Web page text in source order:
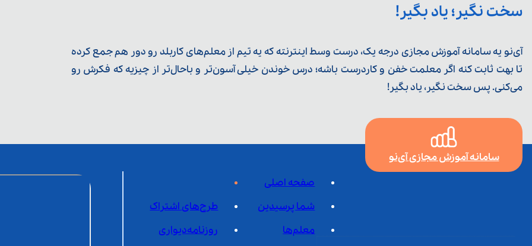
سخت نگیر؛ یاد بگیر!
آی‌نو یه سامانه آموزش مجازی درجه یک، درست وسط اینترنته که یه تیم از معلم‌‌های کاربلد رو دور هم جمع کرده
تا بهت ثابت کنه اگر معلمت خفن و کاردرست باشه؛ درس خوندن خیلی آسون‌تر و باحال‌تر از چیزیه که فکرش رو
می‌کنی. پس سخت نگیر، یاد بگیر!
سامانه آموزش مجازی آی‌نو
صفحه اصلی
شما پرسیدین
طرح‌های اشتراک
معلم‌ها
روزنامه‌دیواری